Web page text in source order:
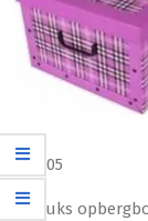
€34,05
5x stuks